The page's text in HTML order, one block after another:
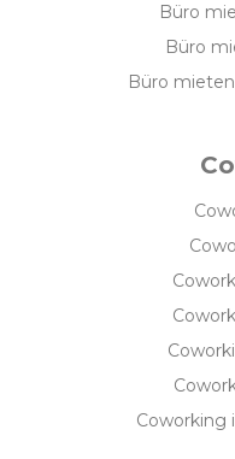
Büro
Büro
Büro
Coworking